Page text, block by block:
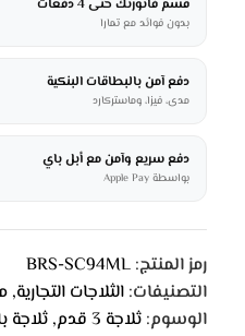
قسم فاتورتك حتى 4 دفعات
بدون فوائد مع تمارا
دفع آمن بالبطاقات البنكية
مدى، فيزا، وماستركارد
دفع سريع وآمن مع أبل باي
بواسطة Apple Pay
رمز المنتج: BRS-SC94ML
التصنيفات: الثلاجات التجارية,
الوسوم: ثلاجة 3 قدم , ثلاجة